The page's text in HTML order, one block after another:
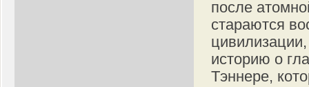
после
стараются
историю о
Тэннере,